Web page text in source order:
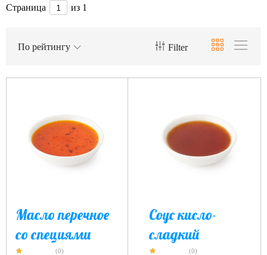
Страница из 1
Filter
По рейтингу
Масло перечное
со специями
(0)
Соус кисло-
сладкий
(0)